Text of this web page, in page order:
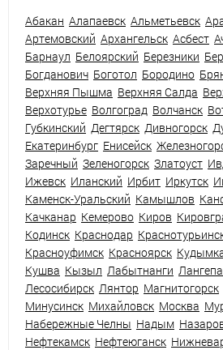
Абакан Алапаевск Альметьевск
Артемовский Архангельск Асбест
Барнаул Белоярский Березники
Богданович Боготол Бородино
Верхняя Пышма Верхняя Салда
Верхотурье Волгоград Волчанск
Губкинский Дегтярск Дивногорск
Екатеринбург Енисейск
Заречный Зеленогорск Златоуст
Ижевск Иланский Ирбит Иркутск
Каменск-Уральский Камышлов
Качканар Кемерово Киров
Кодинск Краснодар
Красноуфимск Красноярск
Кушва Кызыл Лабытнанги
Лесосибирск Лянтор Магнитогорск
Минусинск Михайловск Москва
Набережные Челны Надым
Нефтекамск Нефтеюганск